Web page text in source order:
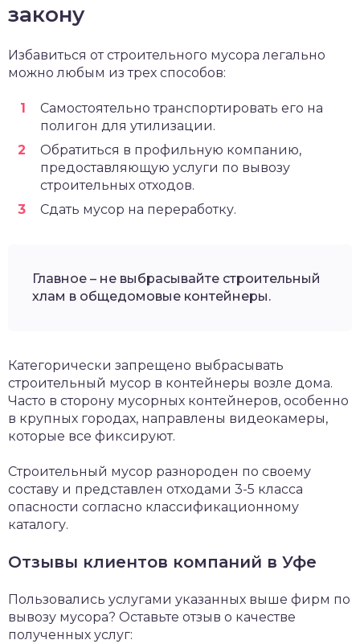
закону
Избавиться от строительного мусора легально
можно любым из трех способов:
Самостоятельно транспортировать его на
полигон для утилизации.
Обратиться в профильную компанию,
предоставляющую услуги по вывозу
строительных отходов.
Сдать мусор на переработку.
Главное – не выбрасывайте строительный
хлам в общедомовые контейнеры.
Категорически запрещено выбрасывать
строительный мусор в контейнеры возле дома.
Часто в сторону мусорных контейнеров, особенно
в крупных городах, направлены видеокамеры,
которые все фиксируют.
Строительный мусор разнороден по своему
составу и представлен отходами 3-5 класса
опасности согласно классификационному
каталогу.
Отзывы клиентов компаний в Уфе
Пользовались услугами указанных выше фирм по
вывозу мусора? Оставьте отзыв о качестве
полученных услуг: